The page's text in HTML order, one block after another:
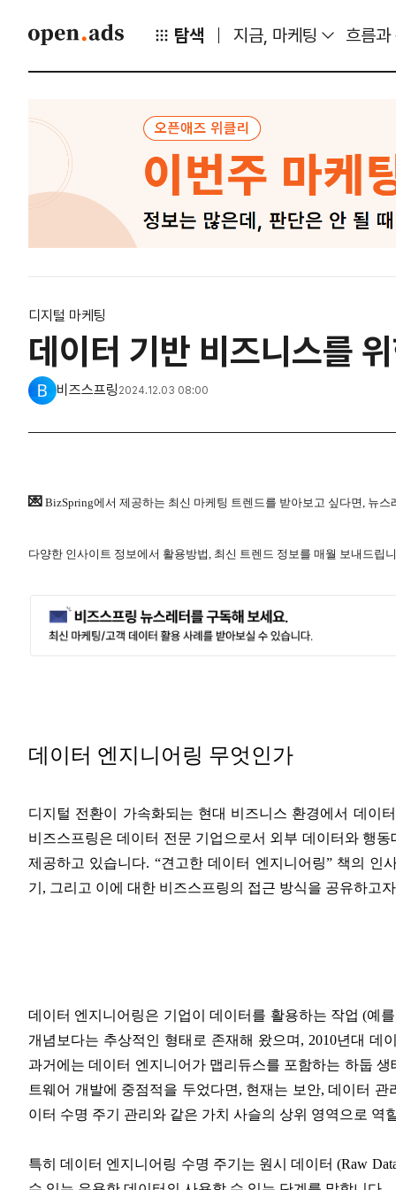
탐색 지금, 마케팅 흐름과
디지털 마케팅
데이터 기반 비즈니스를
비즈스프링 2024.12.03 08:00
💌BizSpring에서 제공하는 최신 마케팅 트렌드를 받아보고 싶다면, 뉴
다양한 인사이트 정보에서 활용방법, 최신 트렌드 정보를 매월 보내드립
데이터 엔지니어링 무엇인가
디지털 전환이 가속화되는 현대 비즈니스 환경에서 데이
비즈스프링은 데이터 전문 기업으로서 외부 데이터와 행
제공하고 있습니다. “견고한 데이터 엔지니어링” 책의
기, 그리고 이에 대한 비즈스프링의 접근 방식을 공유하고
데이터 엔지니어링은 기업이 데이터를 활용하는 작업 (예
개념보다는 추상적인 형태로 존재해 왔으며, 2010년대
과거에는 데이터 엔지니어가 맵리듀스를 포함하는 하둡
트웨어 개발에 중점적을 두었다면, 현재는 보안, 데이터
이터 수명 주기 관리와 같은 가치 사슬의 상위 영역으로 역
특히 데이터 엔지니어링 수명 주기는 원시 데이터 (Raw